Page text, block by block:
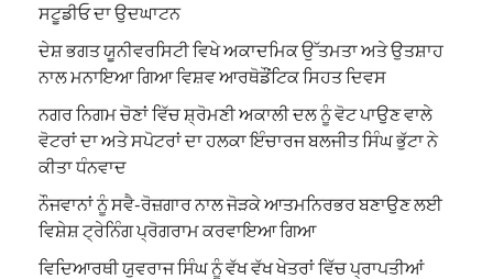
ਸਟੂਡੀਓ ਦਾ ਉਦਘਾਟਨ
ਦੇਸ਼ ਭਗਤ ਯੂਨੀਵਰਸਿਟੀ ਵਿਖੇ ਅਕਾਦਮਿਕ ਉੱਤਮਤਾ ਅਤੇ ਉਤਸ਼ਾਹ
ਨਾਲ ਮਨਾਇਆ ਗਿਆ ਵਿਸ਼ਵ ਆਰਥੋਡੌਂਟਿਕ ਸਿਹਤ ਦਿਵਸ
ਨਗਰ ਨਿਗਮ ਚੋਣਾਂ ਵਿੱਚ ਸ਼੍ਰੋਮਣੀ ਅਕਾਲੀ ਦਲ ਨੂੰ ਵੋਟ ਪਾਉਣ ਵਾਲੇ
ਵੋਟਰਾਂ ਦਾ ਅਤੇ ਸਪੋਟਰਾਂ ਦਾ ਹਲਕਾ ਇੰਚਾਰਜ ਬਲਜੀਤ ਸਿੰਘ ਭੁੱਟਾ ਨੇ
ਕੀਤਾ ਧੰਨਵਾਦ
ਨੌਜਵਾਨਾਂ ਨੂੰ ਸਵੈ-ਰੋਜ਼ਗਾਰ ਨਾਲ ਜੋੜਕੇ ਆਤਮਨਿਰਭਰ ਬਣਾਉਣ ਲਈ
ਵਿਸ਼ੇਸ਼ ਟ੍ਰੇਨਿੰਗ ਪ੍ਰੋਗਰਾਮ ਕਰਵਾਇਆ ਗਿਆ
ਵਿਦਿਆਰਥੀ ਯੁਵਰਾਜ ਸਿੰਘ ਨੂੰ ਵੱਖ ਵੱਖ ਖੇਤਰਾਂ ਵਿੱਚ ਪ੍ਰਾਪਤੀਆਂ